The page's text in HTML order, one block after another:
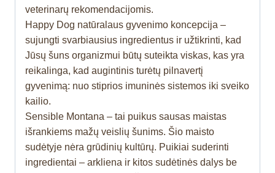
veterinarų rekomendacijomis.
Happy Dog natūralaus gyvenimo koncepcija –
sujungti svarbiausius ingredientus ir užtikrinti, kad
Jūsų šuns organizmui būtų suteikta viskas, kas yra
reikalinga, kad augintinis turėtų pilnavertį
gyvenimą: nuo stiprios imuninės sistemos iki sveiko
kailio.
Sensible Montana – tai puikus sausas maistas
išrankiems mažų veislių šunims. Šio maisto
sudėtyje nėra grūdinių kultūrų. Puikiai suderinti
ingredientai – arkliena ir kitos sudėtinės dalys be